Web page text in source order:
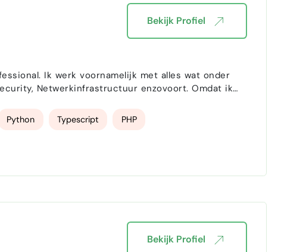
wat onder
Netwerkinfrastructuur enzovoort. Omdat ik
Python Typescript PHP
Bekijk Profiel
Bekijk Profiel